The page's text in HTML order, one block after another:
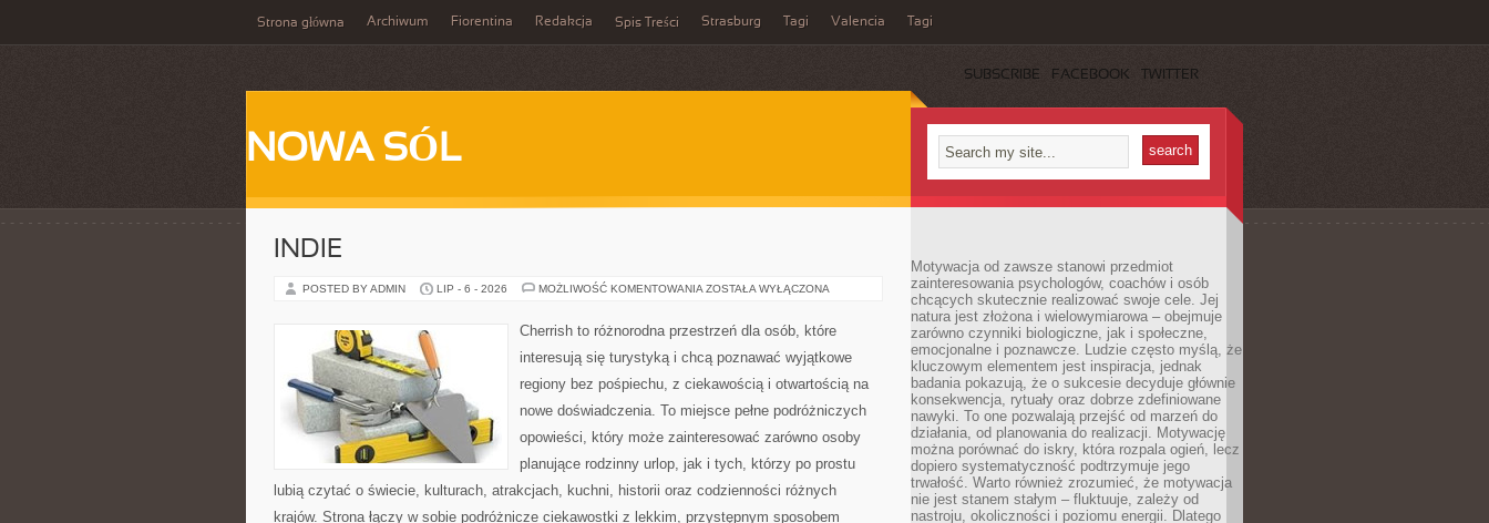
Strona główna Archiwum Fiorentina Redakcja Spis Treści Strasburg Tagi Valencia Tagi
SUBSCRIBE FACEBOOK TWITTER
NOWA SÓL
INDIE
POSTED BY ADMIN LIP - 6 - 2026 MOŻLIWOŚĆ KOMENTOWANIA INDIE
ZOSTAŁA WYŁĄCZONA
Cherrish to różnorodna przestrzeń dla osób, które
interesują się turystyką i chcą poznawać wyjątkowe
regiony bez pośpiechu, z ciekawością i otwartością na
nowe doświadczenia. To miejsce pełne podróżniczych
opowieści, który może zainteresować zarówno osoby
planujące rodzinny urlop, jak i tych, którzy po prostu
lubią czytać o świecie, kulturach, atrakcjach, kuchni, historii oraz codzienności różnych
krajów. Strona łączy w sobie podróżnicze ciekawostki z lekkim, przystępnym sposobem
Motywacja od zawsze stanowi przedmiot
zainteresowania psychologów, coachów i osób
chcących skutecznie realizować swoje cele. Jej
natura jest złożona i wielowymiarowa – obejmuje
zarówno czynniki biologiczne, jak i społeczne,
emocjonalne i poznawcze. Ludzie często myślą, że
kluczowym elementem jest inspiracja, jednak
badania pokazują, że o sukcesie decyduje głównie
konsekwencja, rytuały oraz dobrze zdefiniowane
nawyki. To one pozwalają przejść od marzeń do
działania, od planowania do realizacji. Motywację
można porównać do iskry, która rozpala ogień, lecz
dopiero systematyczność podtrzymuje jego
trwałość. Warto również zrozumieć, że motywacja
nie jest stanem stałym – fluktuuje, zależy od
nastroju, okoliczności i poziomu energii. Dlatego